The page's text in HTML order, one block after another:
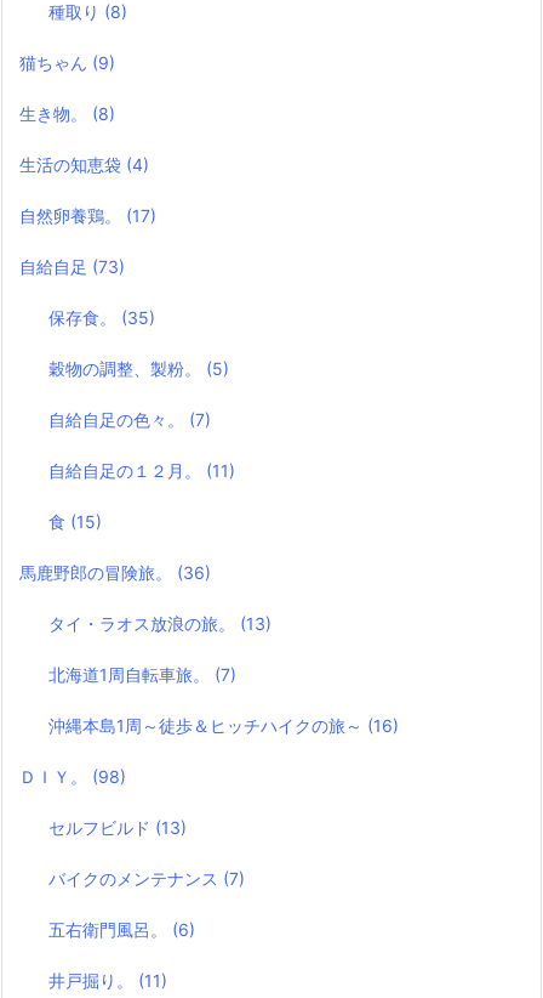
種取り (8)
猫ちゃん (9)
生き物。 (8)
生活の知恵袋 (4)
自然卵養鶏。 (17)
自給自足 (73)
保存食。 (35)
穀物の調整、製粉。 (5)
自給自足の色々。 (7)
自給自足の１２月。 (11)
食 (15)
馬鹿野郎の冒険旅。 (36)
タイ・ラオス放浪の旅。 (13)
北海道1周自転車旅。 (7)
沖縄本島1周～徒歩＆ヒッチハイクの旅～ (16)
ＤＩＹ。 (98)
セルフビルド (13)
バイクのメンテナンス (7)
五右衛門風呂。 (6)
井戸掘り。 (11)